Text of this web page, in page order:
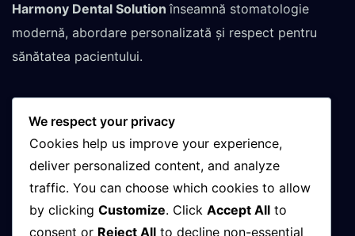
Harmony Dental Solutionînseamnă stomatologie
modernă, abordare personalizată și respect pentru
sănătatea pacientului.
Contactează-ne pentru
programare
+(40)748-032-152
We respect your privacy
Cookies help us improve your experience,
deliver personalized content, and analyze
traffic. You can choose which cookies to allow
by clicking Customize. Click Accept All to
consent or Reject All to decline non-essential